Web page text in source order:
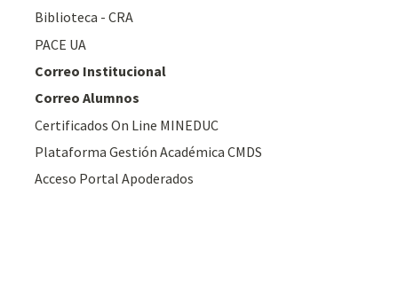
Biblioteca - CRA
PACE UA
Correo Institucional
Correo Alumnos
Certificados On Line MINEDUC
Plataforma Gestión Académica CMDS
Acceso Portal Apoderados